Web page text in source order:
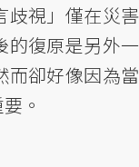
歧視」僅在災害
的復原是另外一
而卻好像因為當
。